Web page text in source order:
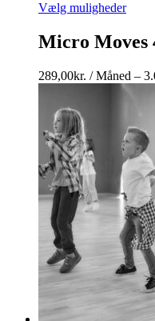
Vælg muligheder
Micro Moves
289,00kr. / Måned –